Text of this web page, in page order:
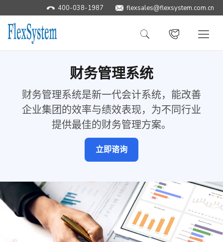
400-038-1987 flexsales@flexsystem.com.cn
财务管理系统
财务管理系统是新一代会计系统，能改善
企业集团的效率与绩效表现，为不同行业
提供最佳的财务管理方案。
立即谘询